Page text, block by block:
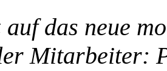
das neue
Mitarbeiter: